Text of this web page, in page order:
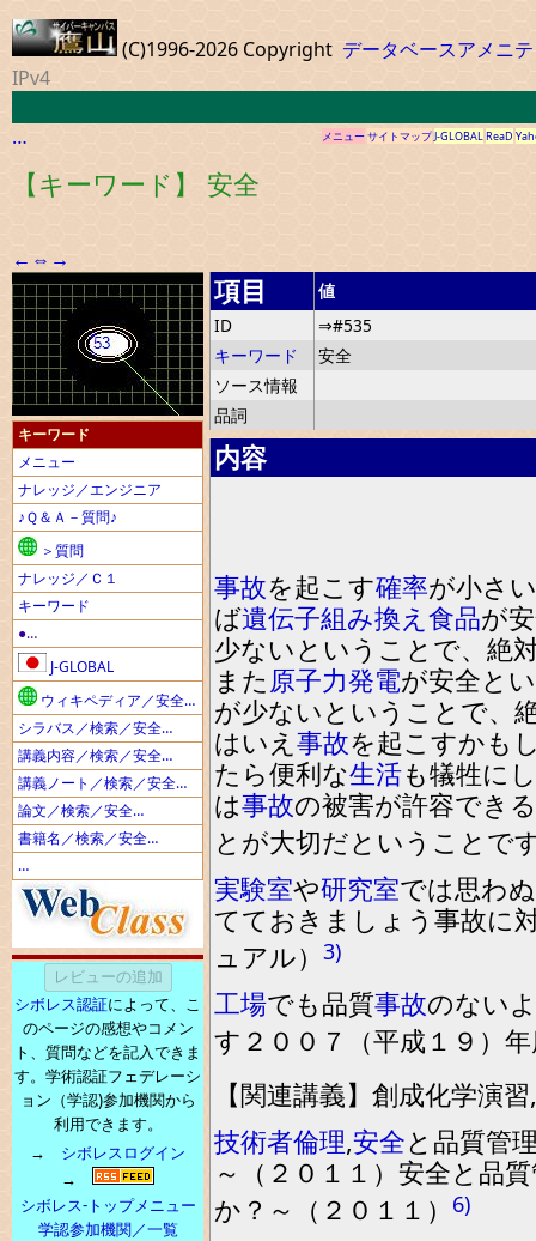
(C)1996-2026 Copyright データベースアメニ
IPv4
… メニューサイトマップJ-GLOBALReaD
【キーワード】 安全
← ⇔ →
キーワード
メニュー
ナレッジ／エンジニア
♪Ｑ＆Ａ－質問♪
＞質問
ナレッジ／Ｃ１
キーワード
●…
J-GLOBAL
ウィキペディア／安全…
シラバス／検索／安全…
講義内容／検索／安全…
講義ノート／検索／安全…
論文／検索／安全…
書籍名／検索／安全…
…
シボレス認証によって、こ
のページの感想やコメン
ト、質問などを記入できま
す。学術認証フェデレーシ
ョン（学認)参加機関から
利用できます。
→ シボレスログイン
→
シボレス-トップメニュー
学認参加機関／一覧
項目
値
ID
⇒#535
キーワード
安全
ソース情報
品詞
内容
事故を起こす確率が小さ
ば遺伝子組み換え食品が
少ないということで、 絶
また 原子力発電が安全と
が少ないということで、
はいえ 事故を起こすかも
たら便利な生活も犠牲に
は事故の被害が許容でき
とが大切だということで
実験室や研究室では思わぬ
てておきましょう 事故に
ュアル） 3)
工場でも品質事故のない
す ２００７（平成１９）
【関連講義】 創成化学演習,
技術者倫理,安全と品質管
～
（ ２０１１ ） 安全と品
か？～（２０１１）
6)